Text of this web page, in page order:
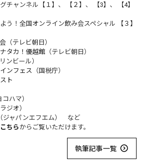
チャンネル 【１】 、 【２】 、 【3】 、
【4】
う！全国オンライン飲み会スペシャル
【３】
（テレビ朝日）
タカ！優越館 （テレビ朝日）
リンビール）
ンフェス （国税庁）
ト
コハマ）
ジオ）
（ジャパンエフエム） など
こちら からご覧いただけます。
執筆記事一覧